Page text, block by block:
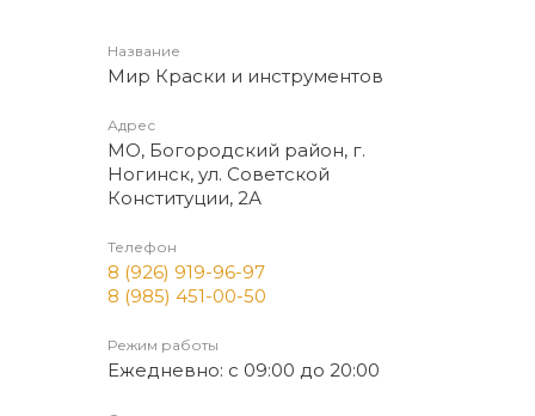
Название
Мир Краски и инструментов
Адрес
МО, Богородский район, г.
Ногинск, ул. Советской
Конституции, 2А
Телефон
8 (926) 919-96-97
8 (985) 451-00-50
Режим работы
Ежедневно: с 09:00 до 20:00